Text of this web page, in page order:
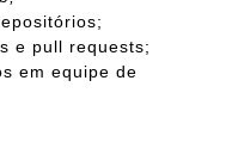
e pull requests;
em equipe de